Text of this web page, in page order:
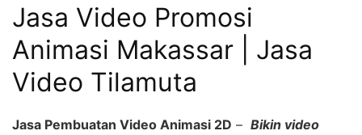
Jasa Video Promosi
Animasi Makassar | Jasa
Video Tilamuta
Jasa Pembuatan Video Animasi 2D – Bikin video